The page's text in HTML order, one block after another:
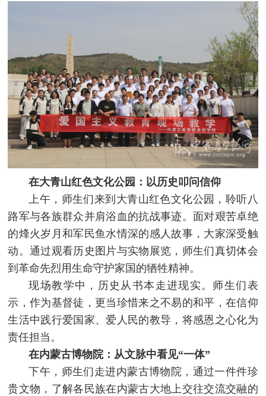
在大青山红色文化公园：以历史叩问信仰
上午，师生们来到大青山红色文化公园，聆听八
路军与各族群众并肩浴血的抗战事迹。面对艰苦卓绝
的烽火岁月和军民鱼水情深的感人故事，大家深受触
动。通过观看历史图片与实物展览，师生们真切体会
到革命先烈用生命守护家国的牺牲精神。
现场教学中，历史从书本走进现实。师生们表
示，作为基督徒，更当珍惜来之不易的和平，在信仰
生活中践行爱国家、爱人民的教导，将感恩之心化为
责任担当。
在内蒙古博物院：从文脉中看见“一体”
下午，师生们走进内蒙古博物院，通过一件件珍
贵文物，了解各民族在内蒙古大地上交往交流交融的